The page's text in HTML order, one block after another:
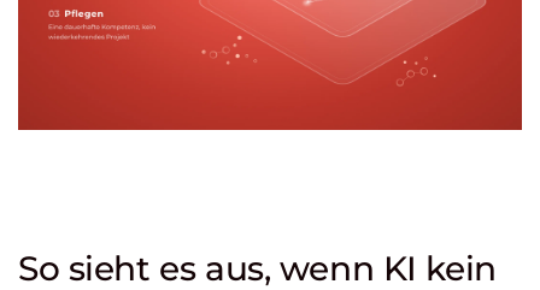
So sieht es aus, wenn KI kein